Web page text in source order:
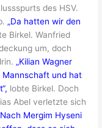
des HSV.
„Da hatten wir den
Birkel. Wanfried
um, doch
„Kilian Wagner
Mannschaft und hat
lobte Birkel. Doch
Abel verletzte sich
Mergim Hyseni